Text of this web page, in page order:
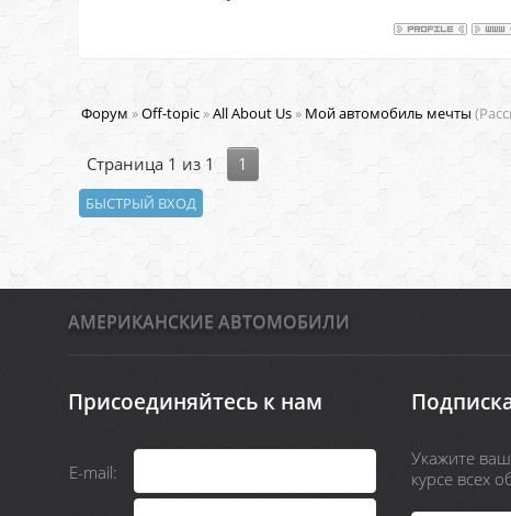
Форум »Off-topic»All About Us» Мой автомобиль мечты
Страница 1 из 1
1
АМЕРИКАНСКИЕ АВТОМОБИЛИ
Присоединяйтесь к нам
E-mail:
Укажите
курсе всех